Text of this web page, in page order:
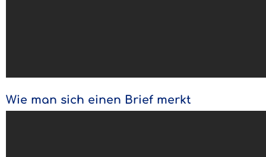
Wie man sich einen Brief merkt